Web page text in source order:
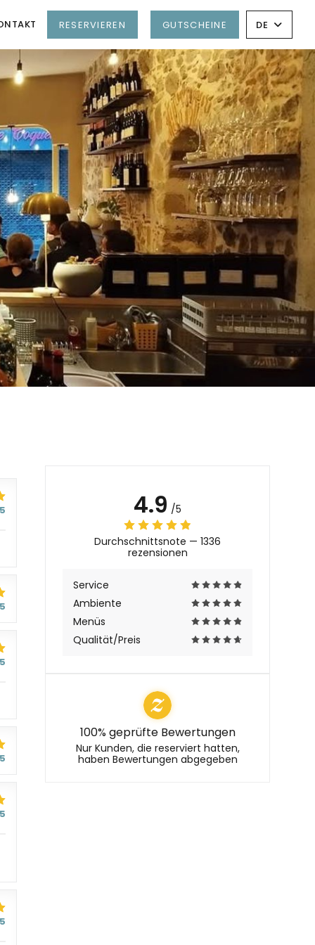
RESERVIEREN GUTSCHEINE DE
4.9 /5
Durchschnittsnote — 1336
rezensionen
Service
Ambiente
Menüs
Qualität/Preis
100% geprüfte Bewertungen
Nur Kunden, die reserviert hatten,
haben Bewertungen abgegeben